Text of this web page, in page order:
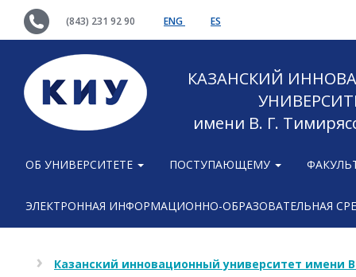
(843) 231 92 90 ENG ES
КАЗАНСКИЙ
имени В. Г.
ОБ УНИВЕРСИТЕТЕ ПОСТУПАЮЩЕМУ
ЭЛЕКТРОННАЯ ИНФОРМАЦИОННО-ОБРАЗОВАТЕЛЬНАЯ
Казанский инновационный университет имени